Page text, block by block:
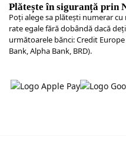
Plătește în siguranță prin
Poţi alege sa plăteşti numerar
rate egale fără dobândă dacă
următoarele bănci: Credit
Bank, Alpha Bank, BRD).